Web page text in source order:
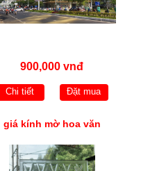
900,000 vnđ
Chi tiết Đặt mua
giá kính mờ hoa văn